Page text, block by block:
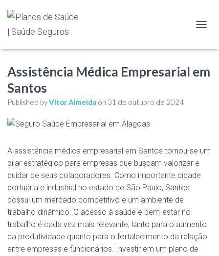
Assistência Médica Empresarial em
Santos
Published byVitor Almeida on 31 de outubro de 2024
A assistência médica empresarial em Santos tornou-se um
pilar estratégico para empresas que buscam valorizar e
cuidar de seus colaboradores. Como importante cidade
portuária e industrial no estado de São Paulo, Santos
possui um mercado competitivo e um ambiente de
trabalho dinâmico. O acesso à saúde e bem-estar no
trabalho é cada vez mais relevante, tanto para o aumento
da produtividade quanto para o fortalecimento da relação
entre empresas e funcionários. Investir em um plano de